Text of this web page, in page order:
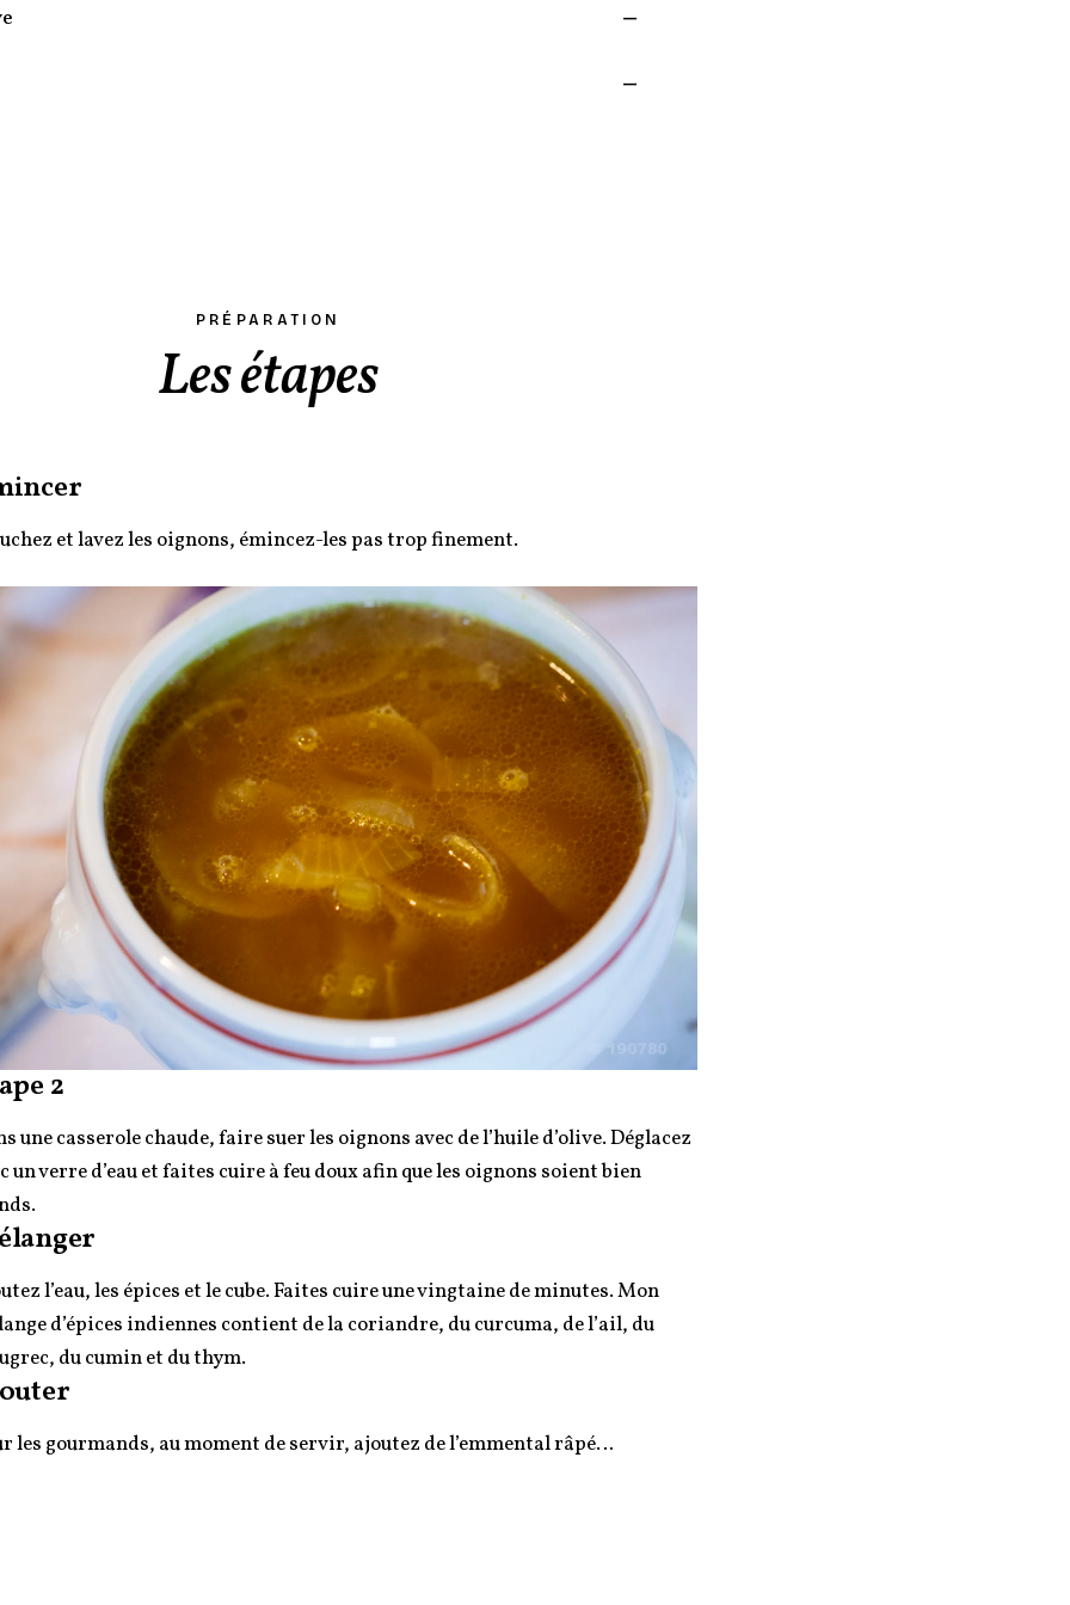
—
—
PRÉPARATION
Les étapes
et lavez les oignons, émincez-les pas trop finement.
2
une casserole chaude, faire suer les oignons avec de l’huile d’olive. Déglacez
un verre d’eau et faites cuire à feu doux afin que les oignons soient bien
l’eau, les épices et le cube. Faites cuire une vingtaine de minutes. Mon
d’épices indiennes contient de la coriandre, du curcuma, de l’ail, du
du cumin et du thym.
les gourmands, au moment de servir, ajoutez de l’emmental râpé…